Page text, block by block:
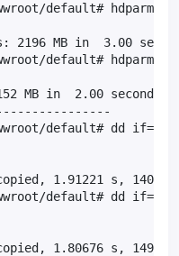
default# hdparm
MB in  3.00
default# hdparm -
MB in  2.00 seconds =
wwwroot/default# dd
1.91221 s, 140
wwwroot/default# dd
1.80676 s, 149